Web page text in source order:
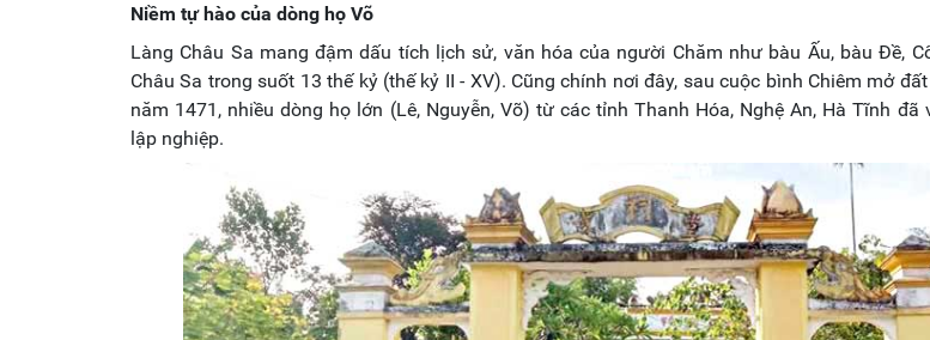
Niềm tự hào của dòng họ Võ
Làng Châu Sa mang đậm dấu tích lịch sử, văn hóa của người Chăm như bàu Ấu, bàu Đề,
Châu Sa trong suốt 13 thế kỷ (thế kỷ II - XV). Cũng chính nơi đây, sau cuộc bình Chiêm mở
năm 1471, nhiều dòng họ lớn (Lê, Nguyễn, Võ) từ các tỉnh Thanh Hóa, Nghệ An, Hà Tĩnh đã
lập nghiệp.